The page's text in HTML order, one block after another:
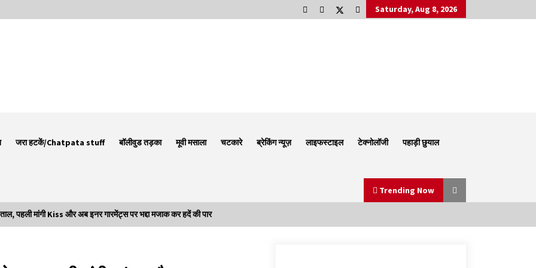
Saturday, Aug 8, 2026
जरा हटकें/Chatpata stuff बॉलीवुड तड़का मूवी मसाला चटकारे ब्रेकिंग न्यूज़ लाइफस्टाइल टेक्नोलॉजी पहाड़ी छुयाल
Trending Now
पहली मांगी Kiss और अब इनर गारमेंट्स पर भद्दा मजाक कर हदें की पार